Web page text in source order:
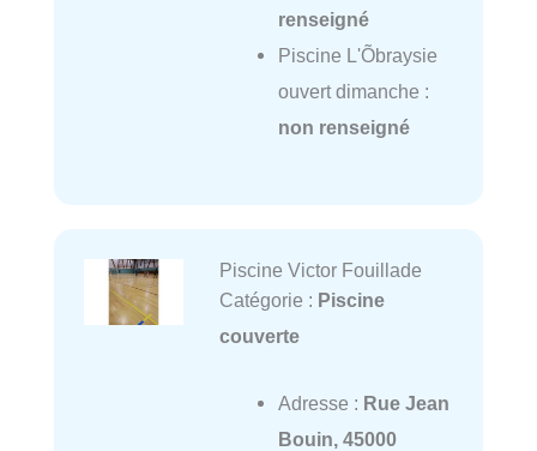
renseigné
Piscine L'Õbraysie
ouvert dimanche :
non renseigné
Piscine Victor Fouillade
Catégorie : Piscine
couverte
Adresse : Rue Jean
Bouin, 45000